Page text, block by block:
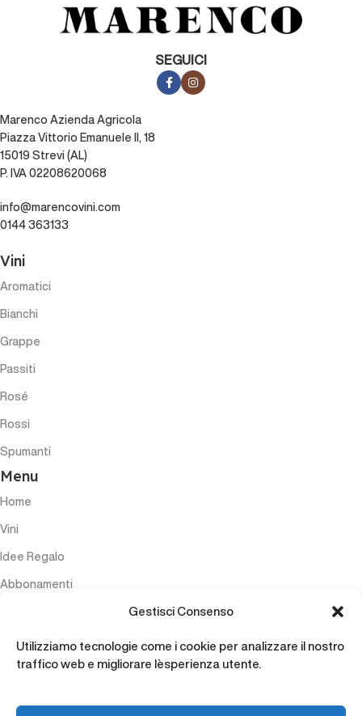
Gestisci Consenso
Utilizziamo tecnologie come i cookie per analizzare il nostro
traffico web e migliorare l`esperienza utente.
SEGUICI
Marenco Azienda Agricola
Piazza Vittorio Emanuele II, 18
15019 Strevi (AL)
P. IVA 02208620068
info@marencovini.com
0144 363133
Vini
Aromatici
Bianchi
Grappe
Passiti
Rosé
Rossi
Spumanti
Menu
Home
Vini
Idee Regalo
Abbonamenti
Accessori
Contatti